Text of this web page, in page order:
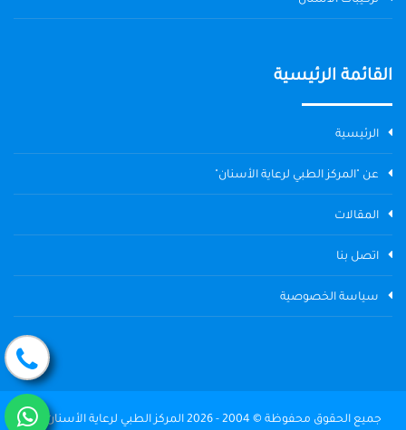
القائمة الرئيسية
الرئيسية
عن "المركز الطبي لرعاية الأسنان"
المقالات
اتصل بنا
سياسة الخصوصية
جميع الحقوق محفوظة © 2004 - 2026 المركز الطبي لرعاية الأسنان The